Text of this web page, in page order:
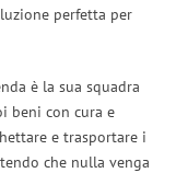
perfetta per
è la sua squadra
beni con cura e
e trasportare i
che nulla venga